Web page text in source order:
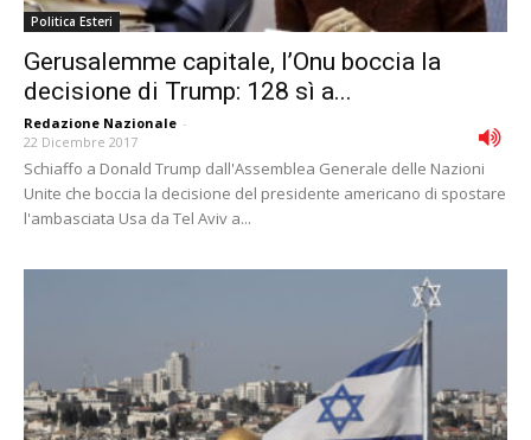
Politica Esteri
Gerusalemme capitale, l’Onu boccia la
decisione di Trump: 128 sì a...
Redazione Nazionale -
22 Dicembre 2017
Schiaffo a Donald Trump dall'Assemblea Generale delle Nazioni
Unite che boccia la decisione del presidente americano di spostare
l'ambasciata Usa da Tel Aviv a...